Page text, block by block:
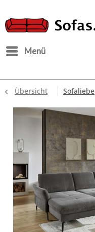
Menü
Übersicht Sofaliebe